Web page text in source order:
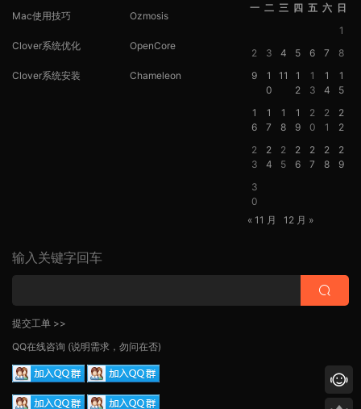
Mac使用技巧
Clover系统优化
Clover系统安装
Ozmosis
OpenCore
Chameleon
一 二 三 四 五 六 日
1
2
3 4 5 6 7
8
9
1
0
11
1
2
1
3
1
4
1
5
1
6
1
7
1
8
1
9
2
0
2
1
2
2
2
3
2
4
2
5
2
6
2
7
2
8
2
9
3
0
« 11 月
12 月 »
输入关键字回车
提交工单 >>
QQ在线咨询 (说明需求，勿问在否)